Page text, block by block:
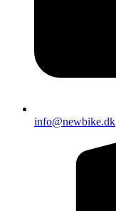
info@newbike.dk